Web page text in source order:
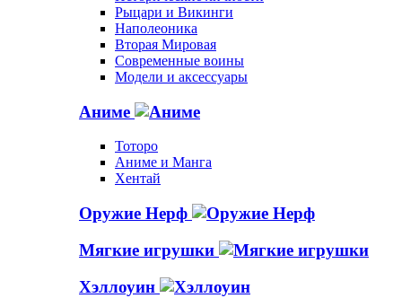
Рыцари и Викинги
Наполеоника
Вторая Мировая
Современные воины
Модели и аксессуары
Аниме
Тоторо
Аниме и Манга
Хентай
Оружие Нерф
Мягкие игрушки
Хэллоуин